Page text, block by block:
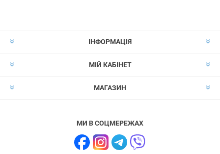
ІНФОРМАЦІЯ
МІЙ КАБІНЕТ
МАГАЗИН
МИ В СОЦМЕРЕЖАХ